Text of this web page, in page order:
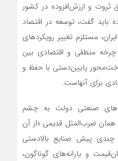
و ارزش‌افزوده در کشور
گفت، توسعه در اقتصاد
مستلزم تغییر رویکردهای
چرخه منطقی و اقتصادی بین
پایین‌‌‌دستی با حفظ و
برای آنهاست.
صنعتی دولت به چشم
ضرب‌‌‌المثل قدیمی «از آن
پیش صنایع بالادستی
و یارانه‌های گوناگون،